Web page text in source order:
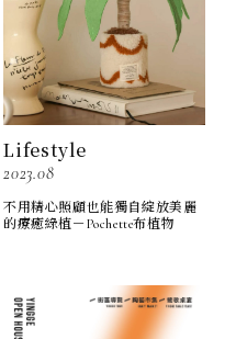
Lifestyle
2023.08
不用精心照顧也能獨自綻放美麗
的療癒綠植－Pochette布植物